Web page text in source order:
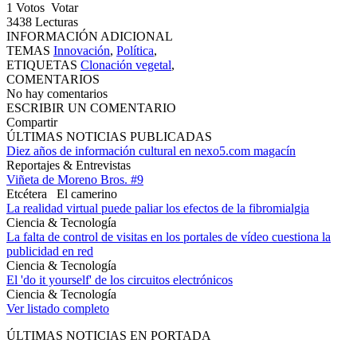
1 Votos Votar
3438 Lecturas
INFORMACIÓN ADICIONAL
TEMAS Innovación, Política,
ETIQUETAS Clonación vegetal,
COMENTARIOS
No hay comentarios
ESCRIBIR UN COMENTARIO
Compartir
ÚLTIMAS NOTICIAS PUBLICADAS
Diez años de información cultural en nexo5.com magacín
Reportajes & Entrevistas
Viñeta de Moreno Bros. #9
Etcétera
El camerino
La realidad virtual puede paliar los efectos de la fibromialgia
Ciencia & Tecnología
La falta de control de visitas en los portales de vídeo cuestiona la
publicidad en red
Ciencia & Tecnología
El 'do it yourself' de los circuitos electrónicos
Ciencia & Tecnología
Ver listado completo
ÚLTIMAS NOTICIAS EN PORTADA